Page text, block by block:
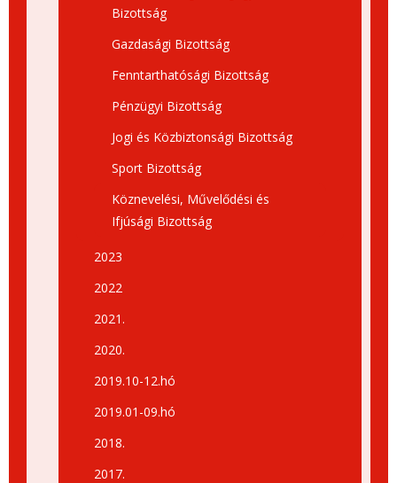
Bizottság
Gazdasági Bizottság
Fenntarthatósági Bizottság
Pénzügyi Bizottság
Jogi és Közbiztonsági Bizottság
Sport Bizottság
Köznevelési, Művelődési és
Ifjúsági Bizottság
2023
2022
2021.
2020.
2019.10-12.hó
2019.01-09.hó
2018.
2017.